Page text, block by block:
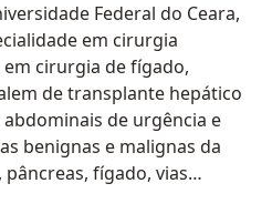
Federal do Ceara,
em cirurgia
cirurgia de fígado,
de transplante hepático
de urgência e
benignas e malignas da
fígado, vias
delgado, cólon e parede